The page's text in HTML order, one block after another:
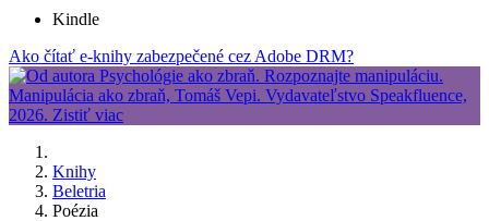
Kindle
Ako čítať e-knihy zabezpečené cez Adobe DRM?
Knihy
Beletria
Poézia